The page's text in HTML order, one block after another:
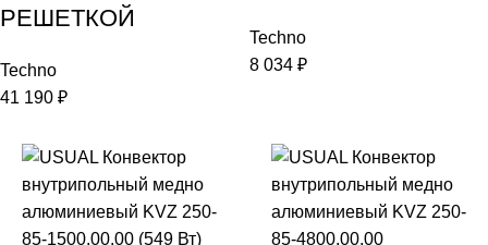
РЕШЕТКОЙ
Techno
41 190 ₽
Techno
8 034 ₽